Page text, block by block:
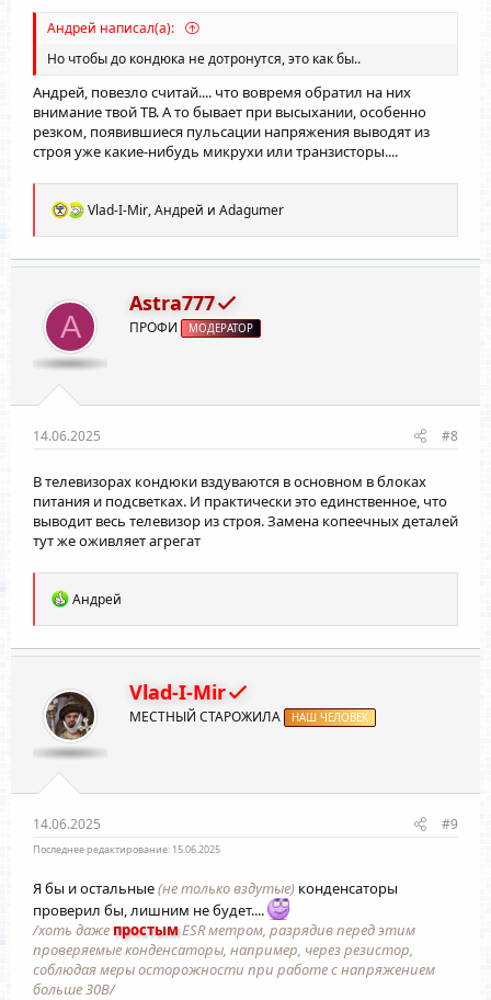
Андрей написал(а):
Но чтобы до кондюка не дотронутся, это как бы..
Андрей, повезло считай.... что вовремя обратил на них
внимание твой ТВ. А то бывает при высыхании, особенно
резком, появившиеся пульсации напряжения выводят из
строя уже какие-нибудь микрухи или транзисторы....
Р
а
к
и
Vlad-I-Mir,Андрей и Adagumer
A
Astra777
ПРОФИ МОДЕРАТОР
14.06.2025 #8
В телевизорах кондюки вздуваются в основном в блоках
питания и подсветках. И практически это единственное, что
выводит весь телевизор из строя. Замена копеечных деталей
тут же оживляет агрегат
Р
а
к
и
и
:
Андрей
Vlad-I-Mir
МЕСТНЫЙ СТАРОЖИЛА НАШ ЧЕЛОВЕК
14.06.2025 #9
Последнее редактирование: 15.06.2025
Я бы и остальные(не только вздутые) конденсаторы
проверил бы, лишним не будет....
/хоть даже простымESR метром, разрядив перед этим
проверяемые конденсаторы, например, через резистор,
соблюдая меры осторожности при работе с напряжением
больше 30В/